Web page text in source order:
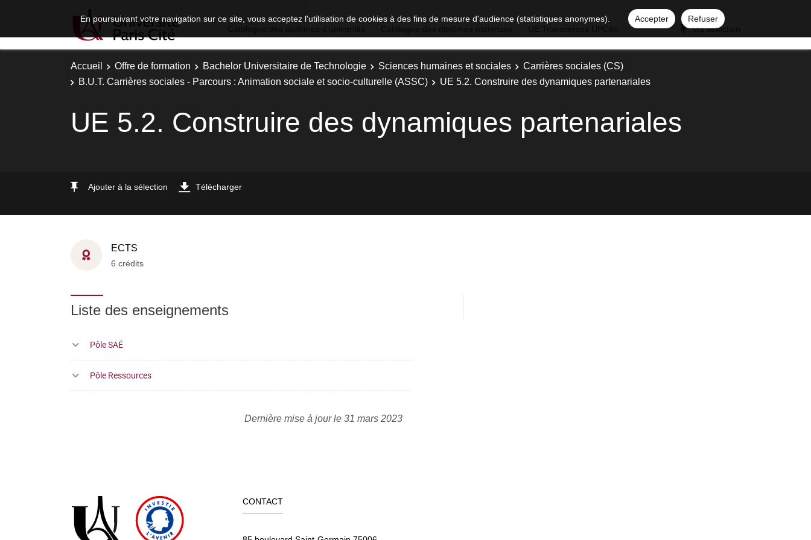
En poursuivant votre navigation sur ce site, vous acceptez l'utilisation de cookies à des fins de mesure d'audience (statistiques anonymes). Accepter
Refuser
Ma sélection
Accueil Offre de formation Bachelor Universitaire de Technologie Sciences humaines et sociales
Carrières sociales (CS)
B.U.T. Carrières sociales - Parcours : Animation sociale et socio-culturelle (ASSC)
UE 5.2. Construire des dynamiques partenariales
UE 5.2. Construire des dynamiques partenariales
Ajouter à la sélection Télécharger
ECTS
6 crédits
Liste des enseignements
Pôle SAÉ
Pôle Ressources
Dernière mise à jour le 31 mars 2023
CONTACT